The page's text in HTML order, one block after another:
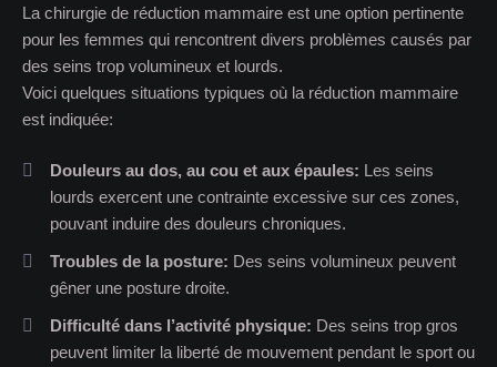
La chirurgie de réduction mammaire est une option pertinente
pour les femmes qui rencontrent divers problèmes causés par
des seins trop volumineux et lourds.
Voici quelques situations typiques où la réduction mammaire
est indiquée:
Douleurs au dos, au cou et aux épaules: Les seins
lourds exercent une contrainte excessive sur ces zones,
pouvant induire des douleurs chroniques.
Troubles de la posture: Des seins volumineux peuvent
gêner une posture droite.
Difficulté dans l’activité physique: Des seins trop gros
peuvent limiter la liberté de mouvement pendant le sport ou